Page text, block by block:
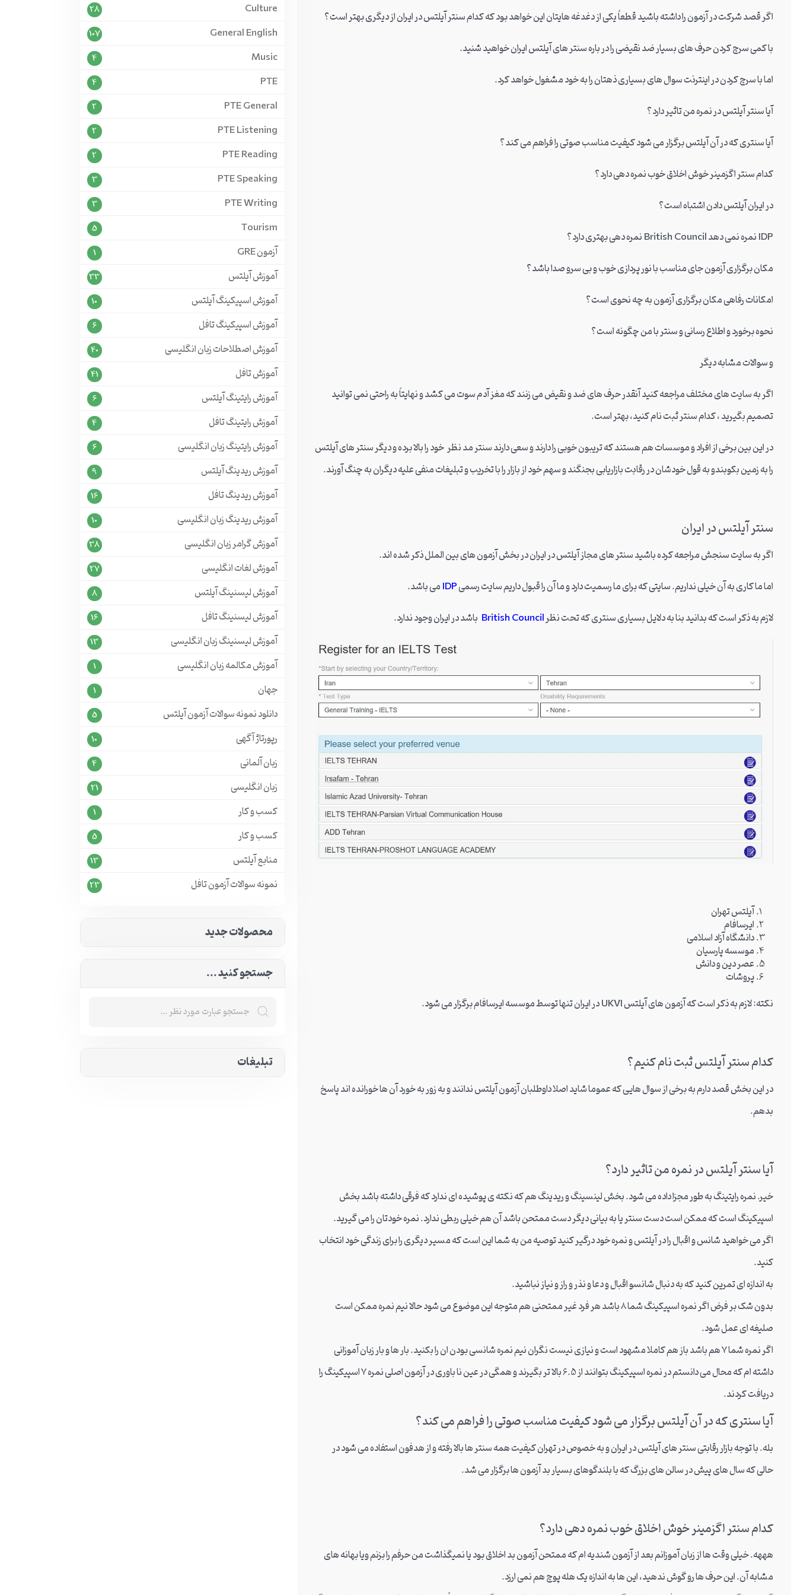
اگر قصد شرکت در آزمون را داشته باشید قطعاً یکی از دغدغه هایتان این خواهد بود که کدام سنتر آیلتس در ایران از دیگری بهتر است؟
با کمی سرچ کردن حرف های بسیار ضد نقیضی را در باره سنتر های آیلتس ایران خواهید شنید.
اما با سرچ کردن در اینترنت سوال های بسیاری ذهتان را به خود مشغول خواهد کرد.
آیا سنتر آیلتس در نمره من تاثیر دارد؟
آیا سنتری که در آن آیلتس برگزار می شود کیفیت مناسب صوتی را فراهم می کند؟
کدام سنتر اگزمینر خوش اخلاق خوب نمره دهی دارد؟
در ایران آیلتس دادن اشتباه است؟
IDP نمره نمی دهد British Council نمره دهی بهتری دارد؟
مکان برگزاری آزمون جای مناسب با نور پردازی خوب و بی سرو صدا باشد؟
امکانات رفاهی مکان برگزاری آزمون به چه نحوی است؟
نحوه برخورد و اطلاع رسانی و سنتر با من چگونه است؟
و سوالات مشابه دیگر
اگر به سایت های مختلف مراجعه کنید آنقدر حرف های ضد و نقیض می زنند که مغز آدم سوت می کشد و نهایتاً به راحتی نمی توانید
تصمیم بگیرید ، کدام سنتر ثبت نام کنید، بهتر است.
در این بین برخی از افراد و موسسات هم هستند که تریبون خوبی را دارند و سعی دارند سنتر مد نظر خود را بالا برده و دیگر سنتر های آیلتس
را به زمین بکوبندو به قول خودشان در رقابت بازاریابی بجنگند و سهم خود از بازار را با تخریب و تبلیغات منفی علیه دیگران به چنگ آورند.
سنتر آیلتس در ایران
اگر به سایت سنجش مراجعه کرده باشید سنتر های مجاز آیلتس در ایران در بخش آزمون های بین الملل ذکر شده اند.
اما ما کاری به آن خیلی نداریم. سایتی که برای ما رسمیت دارد و ما آن را قبول داریم سایت رسمیIDPمی باشد.
لازم به ذکر است که بدانید بنا به دلایل بسیاری سنتری که تحت نظرBritish Council باشد در ایران وجود ندارد.
آیلتس تهران
ایرسافام
دانشگاه آزاد اسلامی
موسسه پارسیان
عصر دین و دانش
پروشات
نکته: لازم به ذکر است که آزمون های آیلتسUKVIدر ایران تنها توسط موسسه ایرسافام برگزار می شود.
کدام سنتر آیلتس ثبت نام کنیم؟
در این بخش قصد دارم به برخی از سوال هایی که عموما شاید اصلا داوطلبان آزمون آیلتس ندانند و به زور به خورد آن ها خورانده اند پاسخ
بدهم.
آیا سنتر آیلتس در نمره من تاثیر دارد؟
خیر. نمره رایتینگ به طور مجزا داده می شود. بخش لینسینگ و ریدینگ هم که نکته ی پوشیده ای ندارد که فرقی داشته باشد بخش
اسپیکینگ است که ممکن است دست سنتر یا به بیانی دیگر دست ممتحن باشد آن هم خیلی ربطی ندارد. نمره خودتان را می گیرید.
اگر می خواهید شانس و اقبال را در آیلتس و نمره خود درگیر کنید توصیه من به شما این است که مسیر دیگری را برای زندگی خود انتخاب
کنید.
به اندازه ای تمرین کنید که به دنبال شانسو اقبال و دعا و نذر و راز و نیاز نباشید.
بدون شک بر فرض اگر نمره اسپیکینگ شما 8 باشد هر فرد غیر ممتحنی هم متوجه این موضوع می شود حالا نیم نمره ممکن است
صلیغه ای عمل شود.
اگر نمره شما 7 هم باشد باز هم کاملا مشهود است و نیازی نیست نگران نیم نمره شانسی بودن ان را بکنید. بار ها و بار زبان آموزانی
داشته ام که محال می دانستم در نمره اسپیکینگ بتوانند از 6.5 بالا تر بگیرند و همگی در عین نا باوری در آزمون اصلی نمره 7 اسپیکینگ را
دریافت کردند.
آیا سنتری که در آن آیلتس برگزار می شود کیفیت مناسب صوتی را فراهم می کند؟
بله. با توجه بازار رقابتی سنتر های آیلتس در ایران و به خصوص در تهران کیفیت همه سنتر ها بالا رفته و از هدفون استفاده می شود در
حالی که سال های پیش در سالن های بزرگ که با بلندگوهای بسیار بد آزمون ها برگزار می شد.
کدام سنتر اگزمینر خوش اخلاق خوب نمره دهی دارد؟
هههه. خیلی وقت ها از زبان آموزانم بعد از آزمون شندیه ام که ممتحن آزمون بد اخلاق بود یا نمیگذاشت من حرفم را بزنم ویا بهانه های
مشابه آن. این حرف ها رو گوش ندهید، این ها به اندازه یک هله پوچ هم نمی ارزد.
Culture
28
General English
107
Music
4
PTE
4
PTE General
2
PTE Listening
2
PTE Reading
2
PTE Speaking
3
PTE Writing
3
Tourism
5
آزمون GRE 1
آموزش آیلتس 33
آموزش اسپیکینگ آیلتس 10
آموزش اسپیکینگ تافل 6
آموزش اصطلاحات زبان انگلیسی 40
آموزش تافل 41
آموزش رایتینگ آیلتس 6
آموزش رایتینگ تافل 4
آموزش رایتینگ زبان انگلیسی 6
آموزش ریدینگ آیلتس 9
آموزش ریدینگ تافل 16
آموزش ریدینگ زبان انگلیسی 10
آموزش گرامر زبان انگلیسی 38
آموزش لغات انگلیسی 27
آموزش لیسنینگ آیلتس 8
آموزش لیسنینگ تافل 16
آموزش لیسنینگ زبان انگلیسی 13
آموزش مکالمه زبان انگلیسی 1
جهان 1
دانلود نمونه سوالات آزمون آیلتس 5
رپورتاژ آگهی 10
زبان آلمانی 4
زبان انگلیسی 21
کسب و کار 1
کسب و کار 5
منابع آیلتس 13
نمونه سوالات آزمون تافل 23
محصولات جدید
جستجو کنید ...
تبلیغات